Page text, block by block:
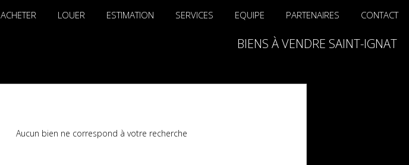
ACHETER LOUER ESTIMATION SERVICES EQUIPE PARTENAIRES CONTACT
BIENS À VENDRE SAINT-IGNAT
Aucun bien ne correspond à votre recherche